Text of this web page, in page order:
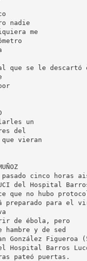
nadie
me
que se le descartó
un
del
vieran
pasado cinco horas
del Hospital
que no hubo
preparado para el
de ébola, pero
hambre y de sed
González Figueroa
Hospital Barros
pateó puertas.